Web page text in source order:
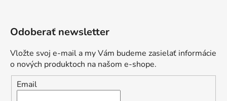
Odoberať newsletter
Vložte svoj e-mail a my Vám budeme zasielať informácie
o nových produktoch na našom e-shope.
Email